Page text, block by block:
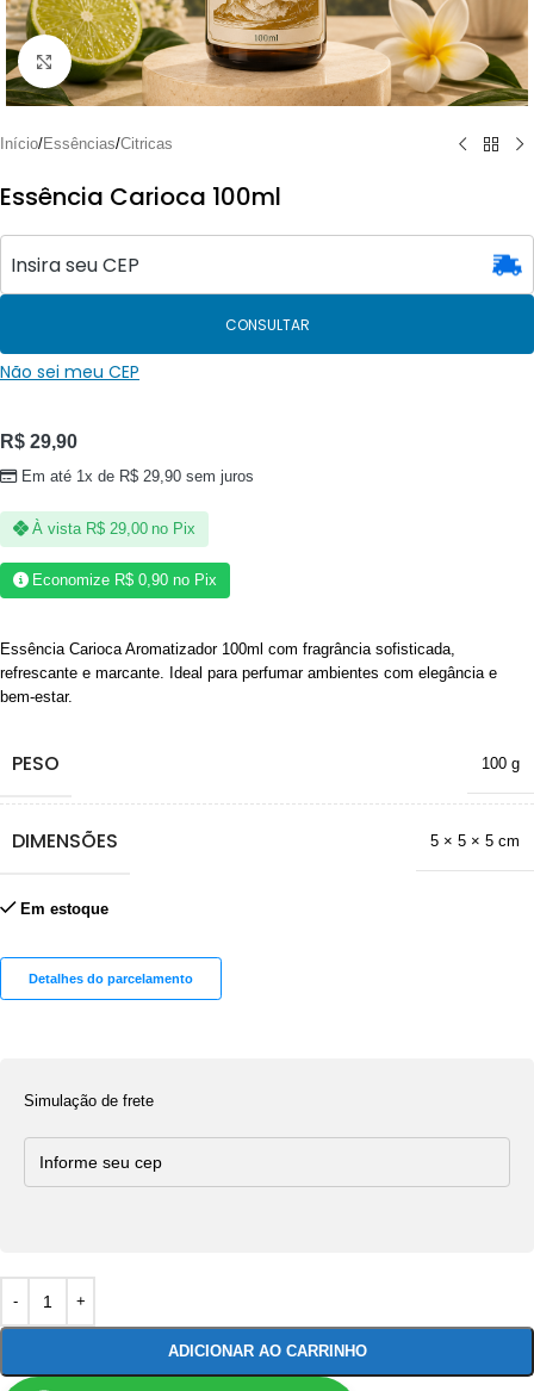
Clique para ampliar
Início/Essências/Citricas
Essência Carioca 100ml
CONSULTAR
Não sei meu CEP
R$ 29,90
Em até 1x de R$ 29,90 sem juros
À vista R$29,00 no Pix
Economize R$ 0,90 no Pix
Essência Carioca Aromatizador 100ml com fragrância sofisticada,
refrescante e marcante. Ideal para perfumar ambientes com elegância e
bem-estar.
PESO 100 g
DIMENSÕES 5 × 5 × 5 cm
Em estoque
Detalhes do parcelamento
Simulação de frete
ADICIONAR AO CARRINHO